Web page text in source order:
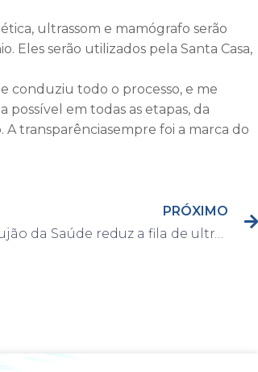
ultrassom e mamógrafo serão
Eles serão utilizados pela Santa Casa,
conduziu todo o processo, e me
possível em todas as etapas, da
A transparênciasempre foi a marca do
PRÓXIMO
Corujão da Saúde reduz a fila de ultrassom abdominal em 25% em um único final de semana em Capivari